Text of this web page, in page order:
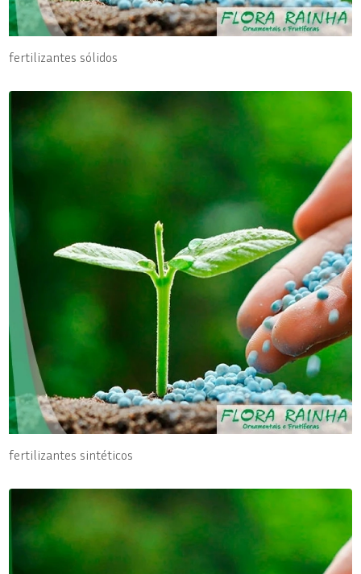
fertilizantes sólidos
fertilizantes sintéticos